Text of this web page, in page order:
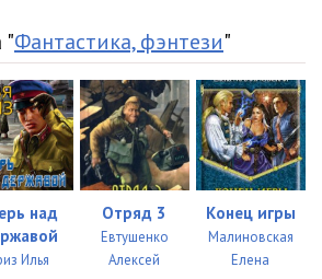
"Фантастика, фэнтези"
над
Илья
Отряд 3
Евтушенко
Алексей
Конец игры
Малиновская
Елена